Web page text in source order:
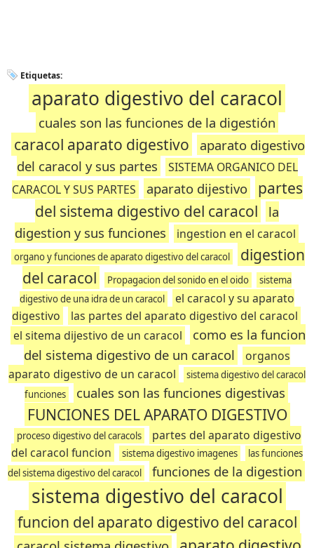
Etiquetas:
aparato digestivo del caracol
cuales son las funciones de la digestión
caracol aparato digestivo
aparato digestivo
del caracol y sus partes
SISTEMA ORGANICO DEL
CARACOL Y SUS PARTES
aparato dijestivo
partes
del sistema digestivo del caracol
la
digestion y sus funciones
ingestion en el caracol
organo y funciones de aparato digestivo del caracol
digestion
del caracol
Propagacion del sonido en el oido
sistema
digestivo de una idra de un caracol
el caracol y su aparato
digestivo
las partes del aparato digestivo del caracol
el sitema dijestivo de un caracol
como es la funcion
del sistema digestivo de un caracol
organos
aparato digestivo de un caracol
sistema digestivo del caracol
funciones
cuales son las funciones digestivas
FUNCIONES DEL APARATO DIGESTIVO
proceso digestivo del caracols
partes del aparato digestivo
del caracol funcion
sistema digestivo imagenes
las funciones
del sistema digestivo del caracol
funciones de la digestion
sistema digestivo del caracol
funcion del aparato digestivo del caracol